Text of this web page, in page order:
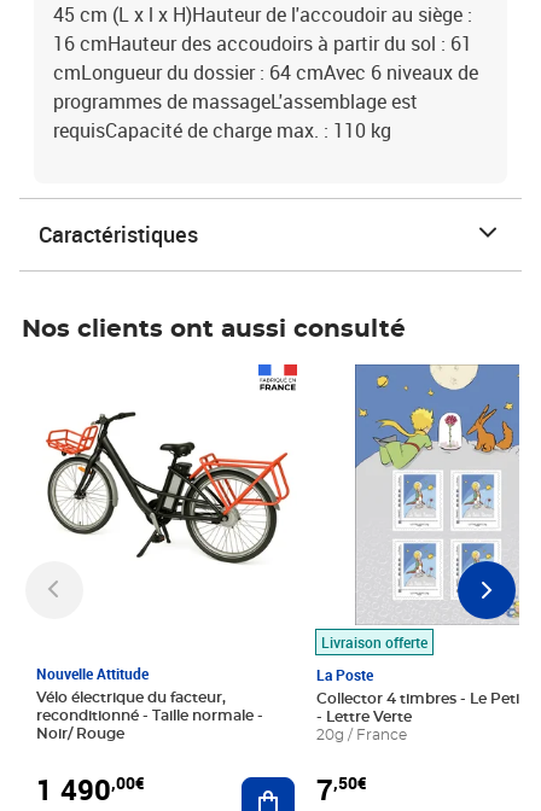
45 cm (L x l x H)Hauteur de l'accoudoir au siège :
16 cmHauteur des accoudoirs à partir du sol : 61
cmLongueur du dossier : 64 cmAvec 6 niveaux de
programmes de massageL'assemblage est
requisCapacité de charge max. : 110 kg
Caractéristiques
Nos clients ont aussi consulté
Nouvelle Attitude
Vélo électrique du facteur,
reconditionné - Taille normale -
Noir/ Rouge
1 490,00€ Ajouter au panier
Livraison offerte
La Poste
Collector 4 timbres - Le Petit
- Lettre Verte
20g / France
7,50€
Prix 7,50€